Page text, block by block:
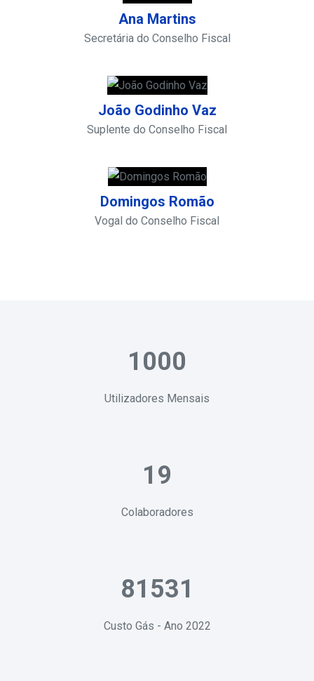
Ana Martins
Secretária do Conselho Fiscal
João Godinho Vaz
Suplente do Conselho Fiscal
Domingos Romão
Vogal do Conselho Fiscal
1000
Utilizadores Mensais
19
Colaboradores
81531
Custo Gás - Ano 2022